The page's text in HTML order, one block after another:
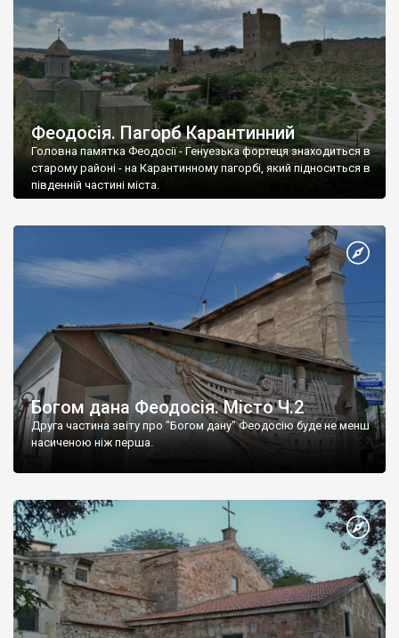
Феодосія. Пагорб Карантинний
Головна памятка Феодосії - Генуезька фортеця знаходиться в
старому районі - на Карантинному пагорбі, який підноситься в
південній частині міста.
Богом дана Феодосія. Місто Ч.2
Друга частина звіту про "Богом дану" Феодосію буде не менш
насиченою ніж перша.